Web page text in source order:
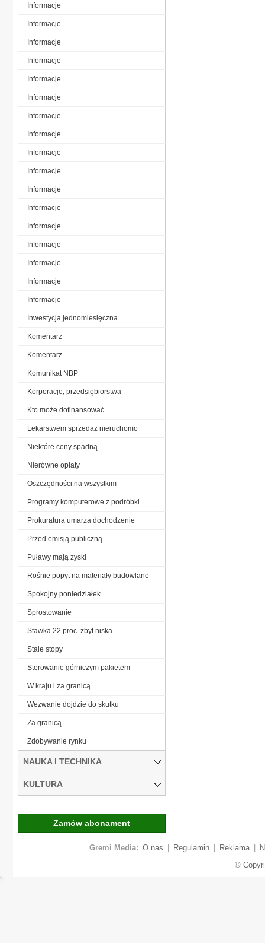
Informacje
Informacje
Informacje
Informacje
Informacje
Informacje
Informacje
Informacje
Informacje
Informacje
Informacje
Informacje
Informacje
Informacje
Informacje
Informacje
Informacje
Inwestycja jednomiesięczna
Komentarz
Komentarz
Komunikat NBP
Korporacje, przedsiębiorstwa
Kto może dofinansować
Lekarstwem sprzedaż nieruchomo
Niektóre ceny spadną
Nierówne opłaty
Oszczędności na wszystkim
Programy komputerowe z podróbki
Prokuratura umarza dochodzenie
Przed emisją publiczną
Puławy mają zyski
Rośnie popyt na materiały budowlane
Spokojny poniedziałek
Sprostowanie
Stawka 22 proc. zbyt niska
Stałe stopy
Sterowanie górniczym pakietem
W kraju i za granicą
Wezwanie dojdzie do skutku
Za granicą
Zdobywanie rynku
NAUKA I TECHNIKA
KULTURA
Zamów abonament
Gremi Media: O nas Regulamin Reklama
©